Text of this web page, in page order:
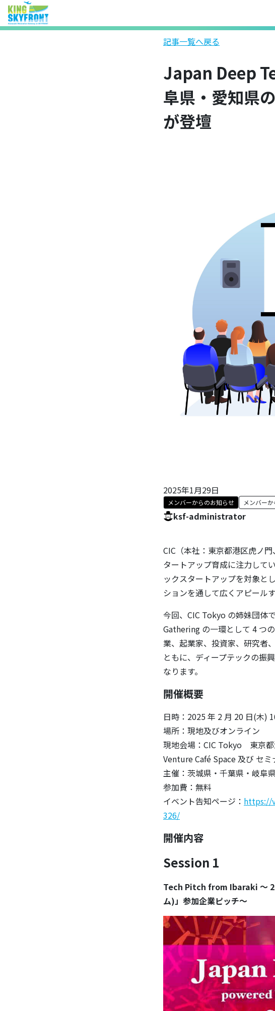
記事一覧へ戻る
Japan Deep
阜県・愛知県
が登壇
2025年1月29日
メンバーからのお知らせ メンバー
ksf-administrator
CIC（本社：東京都港区虎ノ
タートアップ育成に注力して
ックスタートアップを対象と
ションを通して広くアピール
今回、CIC Tokyo の姉妹団体
Gathering の一環として 4 つ
業、起業家、投資家、研究者
ともに、ディープテックの振
なります。
開催概要
日時：2025 年 2 月 20 日(木)
場所：現地及びオンライン
現地会場：CIC Tokyo 東京
Venture Café Space 及び セ
主催：茨城県・千葉県・岐阜
参加費：無料
イベント告知ページ： https://
326/
開催内容
Session 1
Tech Pitch from Ibaraki 〜
ム)」参加企業ピッチ〜